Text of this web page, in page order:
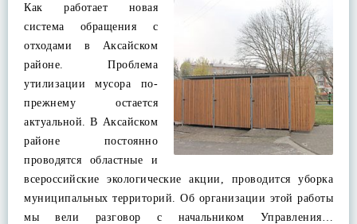
Как работает новая
система обращения с
отходами в Аксайском
районе. Проблема
утилизации мусора по-
прежнему остается
актуальной. В Аксайском
районе постоянно
проводятся областные и
всероссийские экологические акции, проводится уборка
муниципальных территорий. Об организации этой работы
мы вели разговор с начальником Управления…